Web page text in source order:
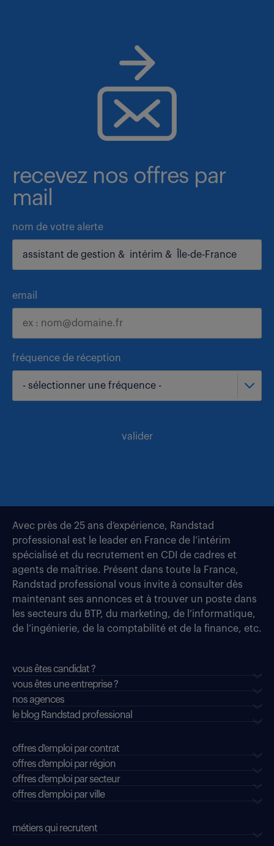
recevez nos offres par
mail
nom de votre alerte
email
fréquence de réception
- sélectionner une fréquence -
valider
Avec près de 25 ans d’expérience, Randstad
professional est le leader en France de l’intérim
spécialisé et du recrutement en CDI de cadres et
agents de maîtrise. Présent dans toute la France,
Randstad professional vous invite à consulter dès
maintenant ses annonces et à trouver un poste dans
les secteurs du BTP, du marketing, de l’informatique,
de l’ingénierie, de la comptabilité et de la finance, etc.
vous êtes candidat ?
vous êtes une entreprise ?
nos agences
le blog Randstad professional
offres d'emploi par contrat
offres d'emploi par région
offres d'emploi par secteur
offres d’emploi par ville
métiers qui recrutent